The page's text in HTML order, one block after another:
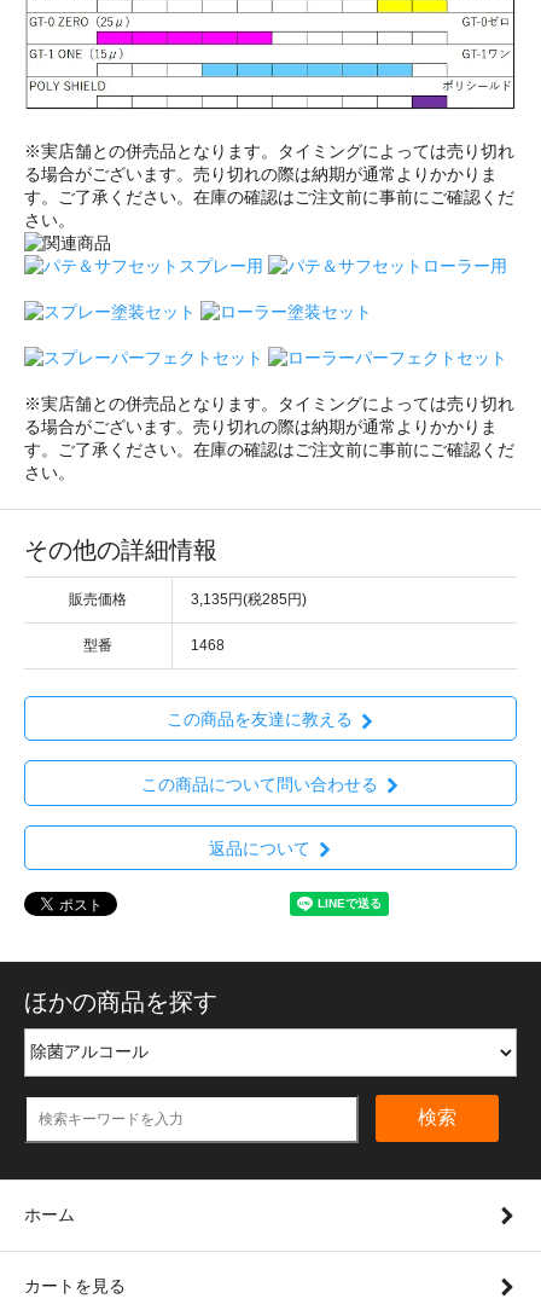
※実店舗との併売品となります。タイミングによっては売り切れ
る場合がございます。売り切れの際は納期が通常よりかかりま
す。ご了承ください。在庫の確認はご注文前に事前にご確認くだ
さい。
※実店舗との併売品となります。タイミングによっては売り切れ
る場合がございます。売り切れの際は納期が通常よりかかりま
す。ご了承ください。在庫の確認はご注文前に事前にご確認くだ
さい。
その他の詳細情報
販売価格 3,135円(税285円)
型番 1468
この商品を友達に教える
この商品について問い合わせる
返品について
ほかの商品を探す
検索
ホーム
カートを見る